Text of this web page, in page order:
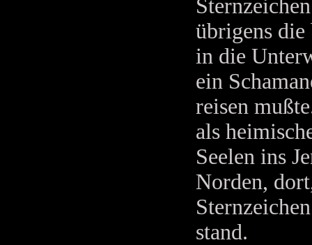
übrigens
in die
ein
reisen
als
Seelen ins
Norden,
stand.